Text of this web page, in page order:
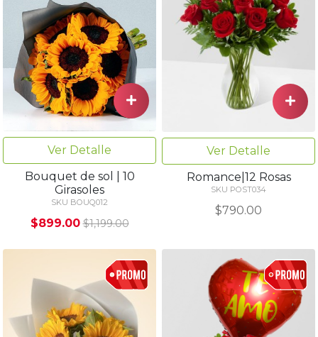
Ver Detalle
Bouquet de sol | 10
Girasoles
SKU BOUQ012
$899.00 $1,199.00
Ver Detalle
Romance|12 Rosas
SKU POST034
$790.00